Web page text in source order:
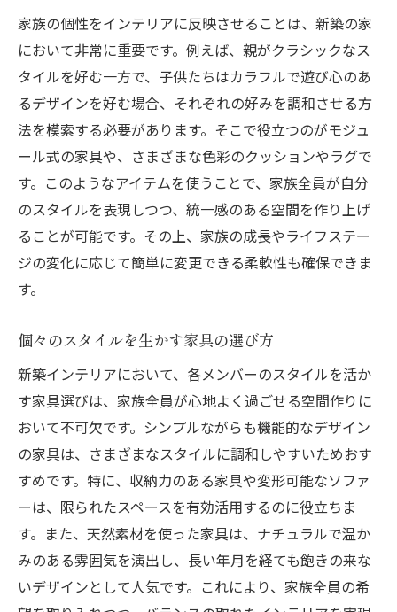
家族の個性をインテリアに反映させることは、新築の家
において非常に重要です。例えば、親がクラシックなス
タイルを好む一方で、子供たちはカラフルで遊び心のあ
るデザインを好む場合、それぞれの好みを調和させる方
法を模索する必要があります。そこで役立つのがモジュ
ール式の家具や、さまざまな色彩のクッションやラグで
す。このようなアイテムを使うことで、家族全員が自分
のスタイルを表現しつつ、統一感のある空間を作り上げ
ることが可能です。その上、家族の成長やライフステー
ジの変化に応じて簡単に変更できる柔軟性も確保できま
す。
個々のスタイルを生かす家具の選び方
新築インテリアにおいて、各メンバーのスタイルを活か
す家具選びは、家族全員が心地よく過ごせる空間作りに
おいて不可欠です。シンプルながらも機能的なデザイン
の家具は、さまざまなスタイルに調和しやすいためおす
すめです。特に、収納力のある家具や変形可能なソファ
ーは、限られたスペースを有効活用するのに役立ちま
す。また、天然素材を使った家具は、ナチュラルで温か
みのある雰囲気を演出し、長い年月を経ても飽きの来な
いデザインとして人気です。これにより、家族全員の希